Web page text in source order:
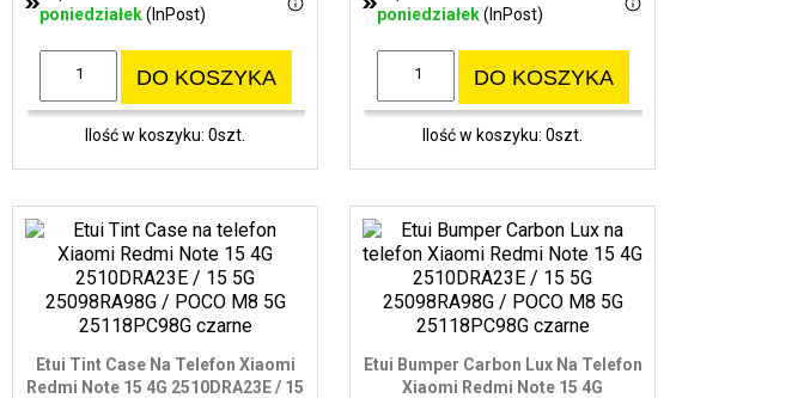
poniedziałek(InPost)
DO KOSZYKA
Ilość w koszyku: 0szt.
poniedziałek(InPost)
DO KOSZYKA
Ilość w koszyku: 0szt.
Etui Tint Case Na Telefon Xiaomi
Redmi Note 15 4G 2510DRA23E / 15
Etui Bumper Carbon Lux Na Telefon
Xiaomi Redmi Note 15 4G